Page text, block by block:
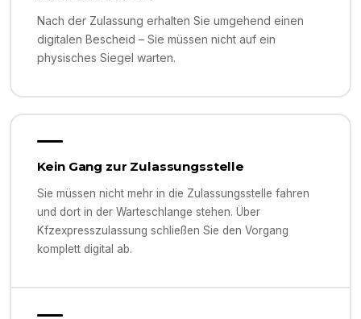
Nach der Zulassung erhalten Sie umgehend einen
digitalen Bescheid – Sie müssen nicht auf ein
physisches Siegel warten.
Kein Gang zur Zulassungsstelle
Sie müssen nicht mehr in die Zulassungsstelle fahren
und dort in der Warteschlange stehen. Über
Kfzexpresszulassung schließen Sie den Vorgang
komplett digital ab.